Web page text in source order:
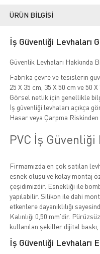
ÜRÜN BILGISI
İş Güvenliği Levhaları
Güvenlik Levhaları Hakkında
Fabrika çevre ve tesislerin
25 X 35 cm, 35 X 50 cm ve 50
Görsel netlik için genellikle
İş güvenliği levhaları açıkça
Hasar veya Çarpma Riskinden
PVC İş Güvenliği
Firmamızda en çok satılan
esnek oluşu ve kolay montaj
çeşidimizdir. Esnekliği ile
yapılabilir. Silikon ile dahi
etkenlere dayanıklılığı
Kalınlığı 0,50 mm’dir.
kullanılan şekiller dijital
İş Güvenliği Levhaları